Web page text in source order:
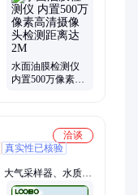
扬尘、风速仪、测
仪、烟尘烟气分析
金属多参数水质检
水面油膜检测仪
内置500万像素高
洽谈
真实性已核验
气采样器、水质采
分析、总悬浮、消